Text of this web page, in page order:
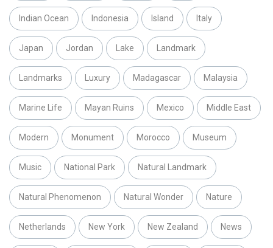
Indian Ocean Indonesia Island Italy
Japan Jordan Lake Landmark
Landmarks Luxury Madagascar Malaysia
Marine Life Mayan Ruins Mexico Middle East
Modern Monument Morocco Museum
Music National Park Natural Landmark
Natural Phenomenon Natural Wonder Nature
Netherlands New York New Zealand News